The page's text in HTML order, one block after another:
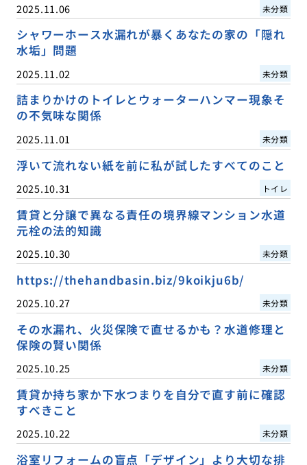
2025.11.06 未分類
シャワーホース水漏れが暴くあなたの家の「隠れ
水垢」問題
2025.11.02 未分類
詰まりかけのトイレとウォーターハンマー現象そ
の不気味な関係
2025.11.01 未分類
浮いて流れない紙を前に私が試したすべてのこと
2025.10.31 トイレ
賃貸と分譲で異なる責任の境界線マンション水道
元栓の法的知識
2025.10.30 未分類
https://thehandbasin.biz/9koikju6b/
2025.10.27 未分類
その水漏れ、火災保険で直せるかも？水道修理と
保険の賢い関係
2025.10.25 未分類
賃貸か持ち家か下水つまりを自分で直す前に確認
すべきこと
2025.10.22 未分類
浴室リフォームの盲点「デザイン」より大切な排